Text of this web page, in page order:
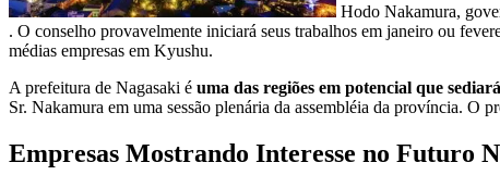
Hodo Nakamura,
. O conselho provavelmente iniciará seus trabalhos em janeiro ou
médias empresas em Kyushu.
A prefeitura de Nagasaki é uma das regiões em potencial que
Sr. Nakamura em uma sessão plenária da assembléia da província. O
Empresas Mostrando Interesse no Futuro